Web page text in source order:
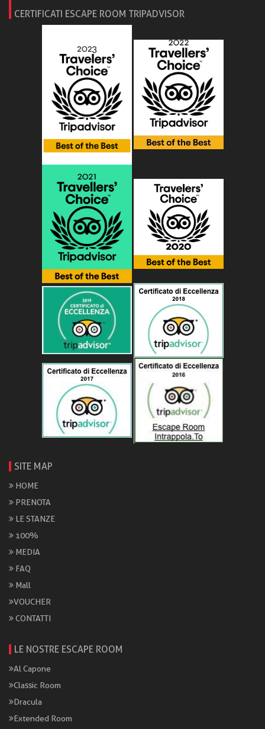
CERTIFICATI ESCAPE ROOM TRIPADVISOR
SITE MAP
HOME
PRENOTA
LE STANZE
100%
MEDIA
FAQ
Mall
VOUCHER
CONTATTI
LE NOSTRE ESCAPE ROOM
Al Capone
Classic Room
Dracula
Extended Room